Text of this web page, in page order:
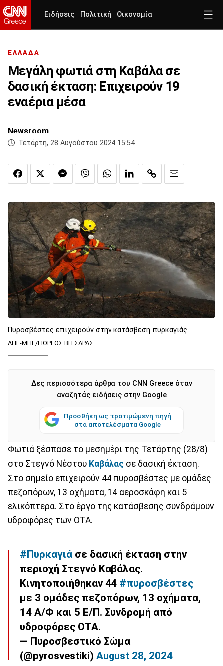
Ειδήσεις Πολιτική Οικονομία
ΕΛΛΑΔΑ
Μεγάλη φωτιά στη Καβάλα σε
δασική έκταση: Επιχειρούν 19
εναέρια μέσα
Newsroom
Τετάρτη, 28 Αυγούστου 2024 15:54
Πυροσβέστες επιχειρούν στην κατάσβεση πυρκαγιάς
ΑΠΕ-ΜΠΕ/ΓΙΩΡΓΟΣ ΒΙΤΣΑΡΑΣ
Δες περισσότερα άρθρα του CNN Greece όταν
αναζητάς ειδήσεις στην Google
Προσθήκη ως προτιμώμενη πηγή
στα αποτελέσματα Google
Φωτιά ξέσπασε το μεσημέρι της Τετάρτης (28/8)
στο Στεγνό Νέστου Καβάλας σε δασική έκταση.
Στο σημείο επιχειρούν 44 πυροσβέστες με ομάδες
πεζοπόρων, 13 οχήματα, 14 αεροσκάφη και 5
ελικόπτερα. Στο έργο της κατάσβεσης συνδράμουν
υδροφόρες των ΟΤΑ.
#Πυρκαγιά σε δασική έκταση στην
περιοχή Στεγνό Καβάλας.
Κινητοποιήθηκαν 44 #πυροσβέστες
με 3 ομάδες πεζοπόρων, 13 οχήματα,
14 Α/Φ και 5 Ε/Π. Συνδρομή από
υδροφόρες ΟΤΑ.
— Πυροσβεστικό Σώμα
(@pyrosvestiki) August 28, 2024